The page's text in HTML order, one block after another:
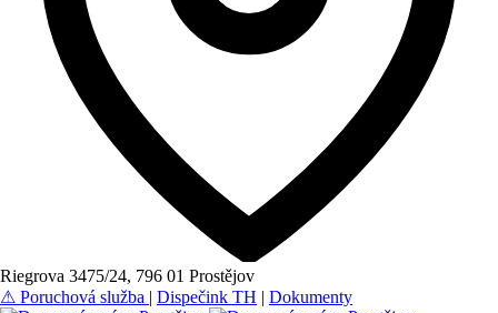
Riegrova 3475/24, 796 01 Prostějov
⚠ Poruchová služba | Dispečink TH | Dokumenty